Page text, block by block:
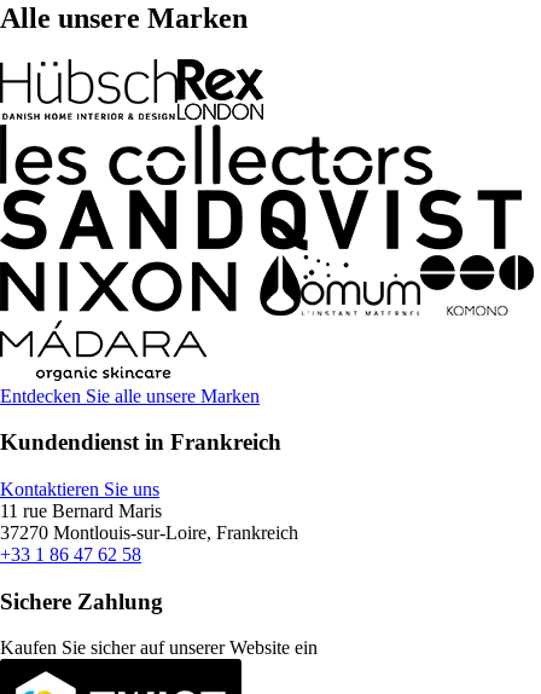
Alle unsere Marken
Entdecken Sie alle unsere Marken
Kundendienst in Frankreich
Kontaktieren Sie uns
11 rue Bernard Maris
37270 Montlouis-sur-Loire, Frankreich
+33 1 86 47 62 58
Sichere Zahlung
Kaufen Sie sicher auf unserer Website ein